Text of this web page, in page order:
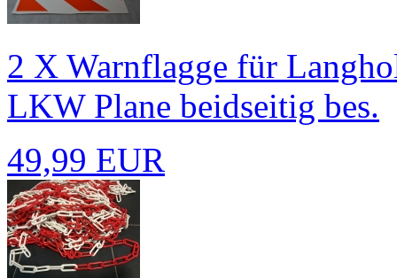
2 X Warnflagge für
LKW Plane beidseitig bes.
49,99 EUR